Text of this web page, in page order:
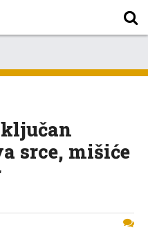
srce, mišiće